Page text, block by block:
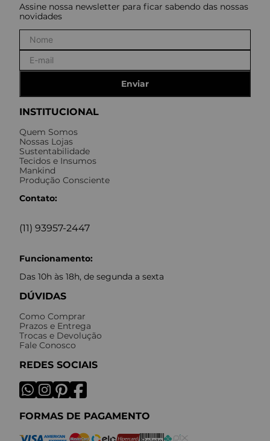
INSTITUCIONAL
Quem Somos
Nossas Lojas
Sustentabilidade
Tecidos e Insumos
Mankind
Produção Consciente
Contato:
(11) 93957-2447
Funcionamento:
Das 10h às 18h, de segunda a sexta
DÚVIDAS
Como Comprar
Prazos e Entrega
Trocas e Devolução
Fale Conosco
REDES SOCIAIS
FORMAS DE PAGAMENTO
Assine nossa newsletter para ficar sabendo das nossas
novidades
Enviar